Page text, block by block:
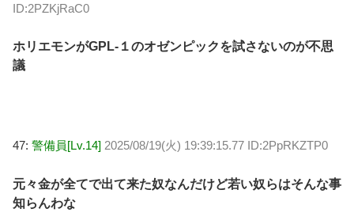
ID:2PZKjRaC0
ホリエモンがGPL-１のオゼンピックを試さないのが不思
議
47: 警備員[Lv.14] 2025/08/19(火) 19:39:15.77 ID:2PpRKZTP0
元々金が全てで出て来た奴なんだけど若い奴らはそんな事
知らんわな